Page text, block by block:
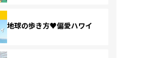
地球の歩き方♥偏愛ハワイ